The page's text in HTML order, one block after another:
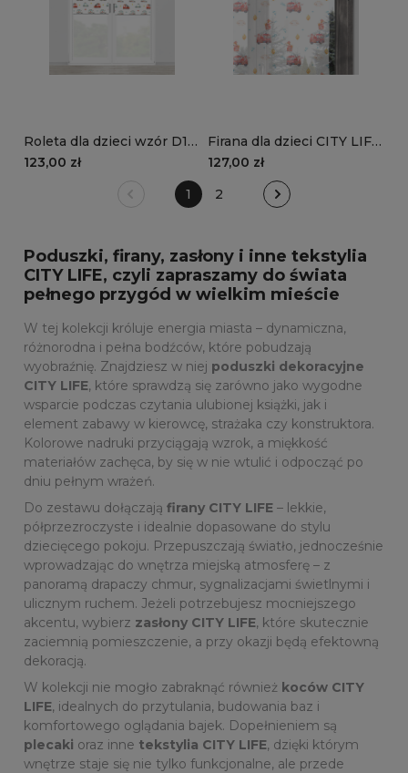
Roleta dla dzieci wzór D115
o wysokości 220 cm |
123,00 zł
Firana dla dzieci CITY LIFE
wzór D114 | strażackie
zwierzątka
127,00 zł
1
2
Poduszki, firany, zasłony i inne tekstylia
CITY LIFE, czyli zapraszamy do świata
pełnego przygód w wielkim mieście
W tej kolekcji króluje energia miasta – dynamiczna,
różnorodna i pełna bodźców, które pobudzają
wyobraźnię. Znajdziesz w niej poduszki dekoracyjne
CITY LIFE, które sprawdzą się zarówno jako wygodne
wsparcie podczas czytania ulubionej książki, jak i
element zabawy w kierowcę, strażaka czy konstruktora.
Kolorowe nadruki przyciągają wzrok, a miękkość
materiałów zachęca, by się w nie wtulić i odpocząć po
dniu pełnym wrażeń.
Do zestawu dołączają firany CITY LIFE – lekkie,
półprzezroczyste i idealnie dopasowane do stylu
dziecięcego pokoju. Przepuszczają światło, jednocześnie
wprowadzając do wnętrza miejską atmosferę – z
panoramą drapaczy chmur, sygnalizacjami świetlnymi i
ulicznym ruchem. Jeżeli potrzebujesz mocniejszego
akcentu, wybierz zasłony CITY LIFE, które skutecznie
zaciemnią pomieszczenie, a przy okazji będą efektowną
dekoracją.
W kolekcji nie mogło zabraknąć również koców CITY
LIFE, idealnych do przytulania, budowania baz i
komfortowego oglądania bajek. Dopełnieniem są
plecaki oraz inne tekstylia CITY LIFE, dzięki którym
wnętrze staje się nie tylko funkcjonalne, ale przede